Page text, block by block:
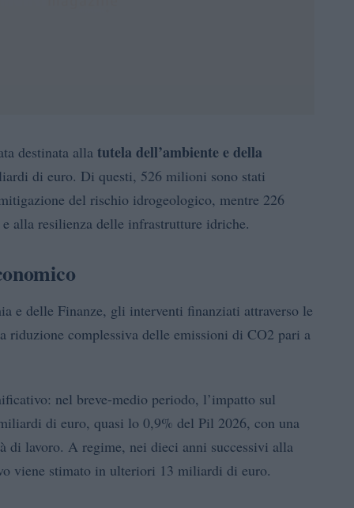
destinata alla tutela dell’ambiente e della
di euro. Di questi, 526 milioni sono stati
del rischio idrogeologico, mentre 226
alla resilienza delle infrastrutture idriche.
e delle Finanze, gli interventi finanziati attraverso le
riduzione complessiva delle emissioni di CO2 pari a
nel breve-medio periodo, l’impatto sul
di euro, quasi lo 0,9% del Pil 2026, con una
di lavoro. A regime, nei dieci anni successivi alla
viene stimato in ulteriori 13 miliardi di euro.